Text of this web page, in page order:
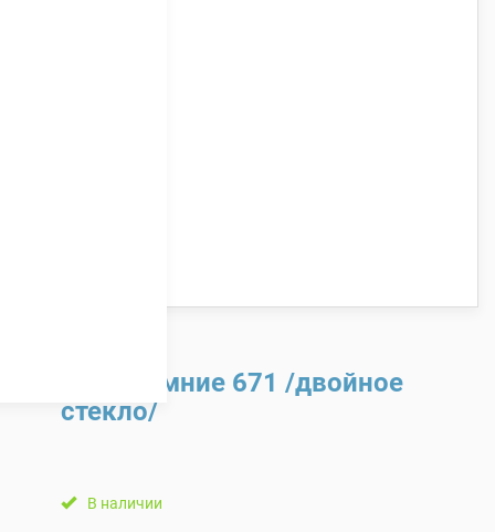
Очки зимние 671 /двойное
стекло/
В наличии